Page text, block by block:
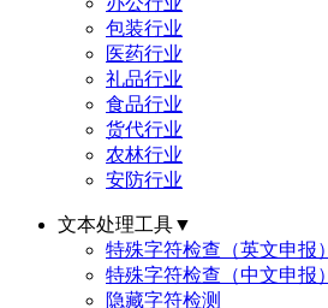
包装行业
医药行业
礼品行业
食品行业
货代行业
农林行业
安防行业
文本处理工具▼
特殊字符检查（英文申报）
特殊字符检查（中文申报）
隐藏字符检测